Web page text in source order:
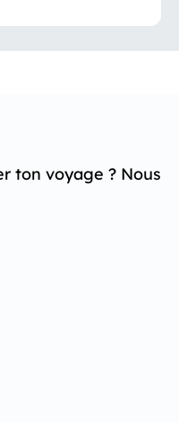
ton voyage ? Nous